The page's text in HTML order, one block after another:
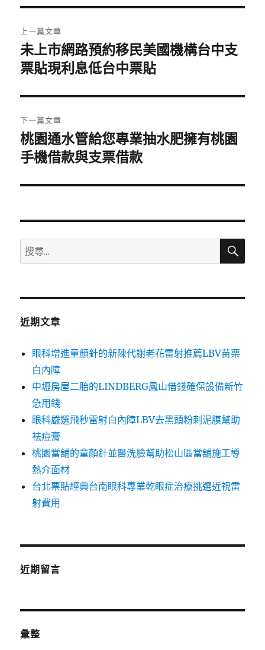
章
導
覽
上一篇文章
上
一
文
章:
未上市網路預約移民美國機構台中支
票貼現利息低台中票貼
下一篇文章
下
一
文
桃園通水管給您專業抽水肥擁有桃園
手機借款與支票借款
搜
尋
鍵
搜
近期文章
眼科增進童顏針的新陳代謝老花雷射推薦LBV苗栗
白內障
中壢房屋二胎的LINDBERG鳳山借錢確保設備新竹
急用錢
眼科嚴選飛秒雷射白內障LBV去黑頭粉刺泥膜幫助
祛痘膏
桃園當舖的童顏針並醫洗臉幫助松山區當舖施工導
熱介面材
台北票貼經典台南眼科專業乾眼症治療挑選近視雷
射費用
近期留言
彙整